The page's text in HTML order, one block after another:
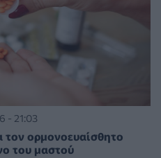
- 21:03
ορμονοευαίσθητο
του μαστού